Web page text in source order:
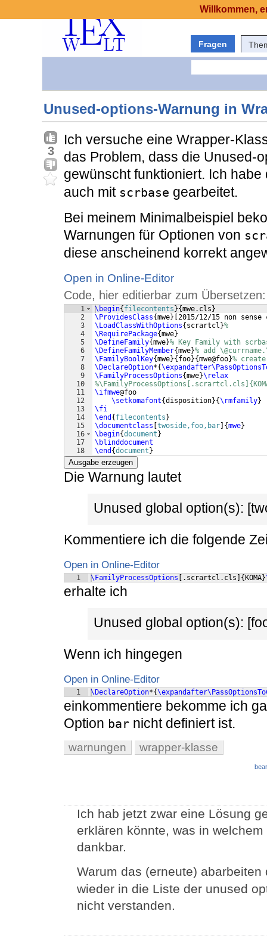
Fragen
Unused-options-Warnung in
3
Ich versuche eine Wrapper-
das Problem, dass die Unused-
gewünscht funktioniert. Ich
auch mit scrbase gearbeitet.
Bei meinem Minimalbeispiel
Warnungen für Optionen von
diese anscheinend korrekt
Open in Online-Editor
Code, hier editierbar zum Übersetzen:
1
2
3
4
5
6
7
8
9
10
11
12
13
14
15
16
17
18
\begin{ filecontents }{mwe.cls }
\ProvidesClass{mwe} 2015/12/15 non sense
\LoadClassWithOptions{ scrartcl }%
\RequirePackage{mwe}
\DefineFamily{mwe}% Key Family with
\DefineFamilyMember{mwe}% add
\FamilyBoolKey{mwe}{ foo}{mwe@foo}%
\DeclareOption*{
\FamilyProcessOptions{mwe}\relax
\ifmwe@foo
\setkomafont{disposition}{\rmfamily}
\fi
\end { filecontents }
\documentclass twoside,foo,bar {mwe}
\begin{document }
\blinddocument
\end {document }
Ausgabe erzeugen
Die Warnung lautet
Unused global option(s):
Kommentiere ich die folgende
Open in Online-Editor
1 \FamilyProcessOptions .scrartcl.cls { KOMA}
erhalte ich
Unused global option(s):
Wenn ich hingegen
Open in Online-Editor
1 \DeclareOption*{
einkommentiere bekomme ich
Option bar nicht definiert ist.
warnungen wrapper-klasse
Ich hab jetzt zwar eine Lösung
erklären könnte, was in
dankbar.
Warum das (erneute)
wieder in die Liste der unused
nicht verstanden.
Willkommen,